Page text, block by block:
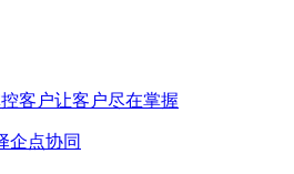
客户让客户尽在掌握
企点协同